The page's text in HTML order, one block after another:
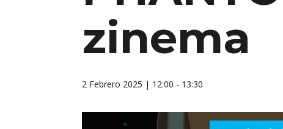
zinema
2 Febrero 2025 | 12:00 - 13:30